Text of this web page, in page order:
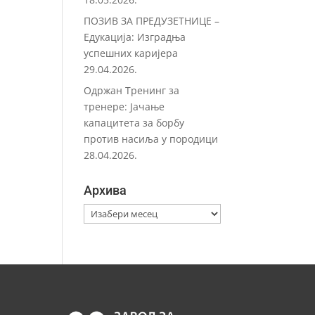
ПОЗИВ ЗА ПРЕДУЗЕТНИЦЕ –
Eдукација: Изградња
успешних каријера
29.04.2026.
Одржан Тренинг за
тренере: Јачање
капацитета за борбу
против насиља у породици
28.04.2026.
Архива
Архива